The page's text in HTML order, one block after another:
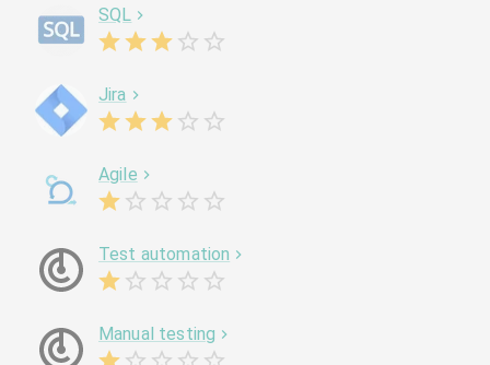
SQL
Jira
Agile
Test automation
Manual testing